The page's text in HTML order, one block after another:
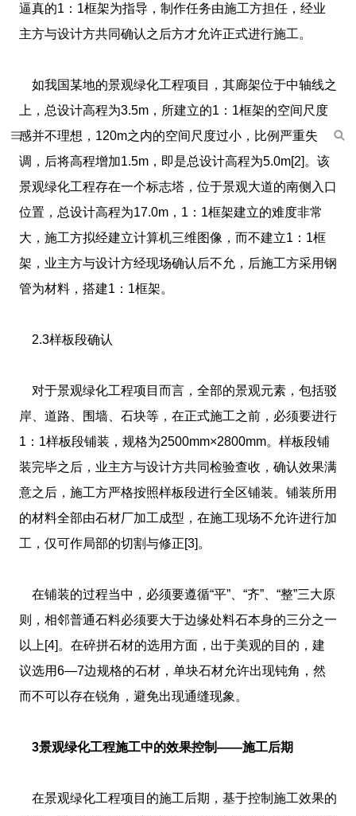
逼真的1：1框架为指导，制作任务由施工方担任，经业
主方与设计方共同确认之后方才允许正式进行施工。
如我国某地的景观绿化工程项目，其廊架位于中轴线之
上，总设计高程为3.5m，所建立的1：1框架的空间尺度
感并不理想，120m之内的空间尺度过小，比例严重失
调，后将高程增加1.5m，即是总设计高程为5.0m[2]。该
景观绿化工程存在一个标志塔，位于景观大道的南侧入口
位置，总设计高程为17.0m，1：1框架建立的难度非常
大，施工方拟经建立计算机三维图像，而不建立1：1框
架，业主方与设计方经现场确认后不允，后施工方采用钢
管为材料，搭建1：1框架。
2.3样板段确认
对于景观绿化工程项目而言，全部的景观元素，包括驳
岸、道路、围墙、石块等，在正式施工之前，必须要进行
1：1样板段铺装，规格为2500mm×2800mm。样板段铺
装完毕之后，业主方与设计方共同检验查收，确认效果满
意之后，施工方严格按照样板段进行全区铺装。铺装所用
的材料全部由石材厂加工成型，在施工现场不允许进行加
工，仅可作局部的切割与修正[3]。
在铺装的过程当中，必须要遵循“平”、“齐”、“整”三大原
则，相邻普通石料必须要大于边缘处料石本身的三分之一
以上[4]。在碎拼石材的选用方面，出于美观的目的，建
议选用6―7边规格的石材，单块石材允许出现钝角，然
而不可以存在锐角，避免出现通缝现象。
3景观绿化工程施工中的效果控制――施工后期
在景观绿化工程项目的施工后期，基于控制施工效果的